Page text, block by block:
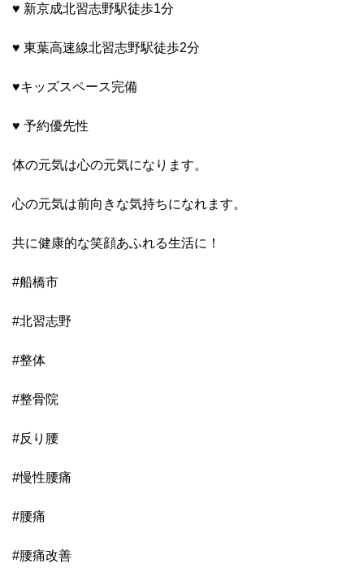
♥ 新京成北習志野駅徒歩1分
♥ 東葉高速線北習志野駅徒歩2分
♥キッズスペース完備
♥ 予約優先性
体の元気は心の元気になります。
心の元気は前向きな気持ちになれます。
共に健康的な笑顔あふれる生活に！
#船橋市
#北習志野
#整体
#整骨院
#反り腰
#慢性腰痛
#腰痛
#腰痛改善